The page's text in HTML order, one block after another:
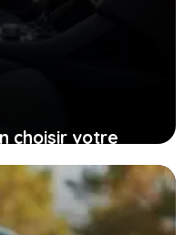
choisir votre
grâce à sa